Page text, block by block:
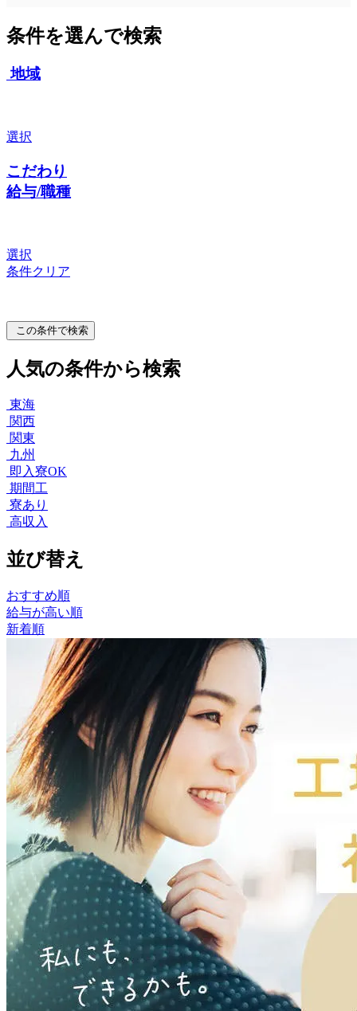
条件を選んで検索
地域
選択
こだわり
給与/職種
選択
条件クリア
この条件で検索
人気の条件から検索
東海
関西
関東
九州
即入寮OK
期間工
寮あり
高収入
並び替え
おすすめ順
給与が高い順
新着順